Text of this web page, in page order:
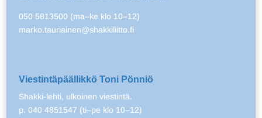
050 5813500 (ma–ke klo 10–12)
marko.tauriainen@shakkiliitto.fi
Viestintäpäällikkö Toni Pönniö
Shakki-lehti, ulkoinen viestintä.
p. 040 4851547 (ti–pe klo 10–12)